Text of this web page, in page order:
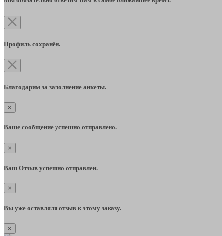
Профиль сохранён.
Благодарим за заполнение анкеты.
×
Ваше сообщение успешно отправлено.
×
Ваш Отзыв успешно отправлен.
×
Вы уже оставляли отзыв к этому заказу.
×